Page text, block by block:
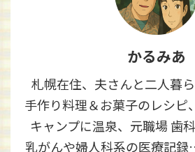
かるみあ
札幌在住、夫さんと二人暮ら
手作り料理＆お菓子のレシピ
キャンプに温泉、元職場 歯
乳がんや婦人科系の医療記